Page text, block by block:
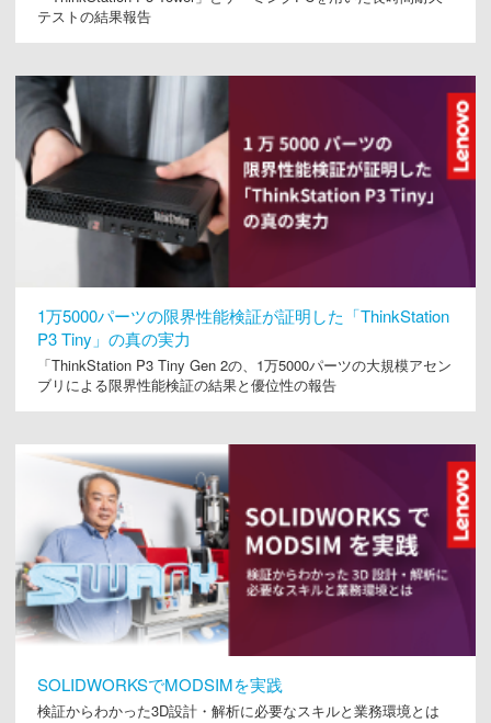
テストの結果報告
1万5000パーツの限界性能検証が証明した「ThinkStation
P3 Tiny」の真の実力
「ThinkStation P3 Tiny Gen 2の、1万5000パーツの大規模アセン
ブリによる限界性能検証の結果と優位性の報告
SOLIDWORKSでMODSIMを実践
検証からわかった3D設計・解析に必要なスキルと業務環境とは